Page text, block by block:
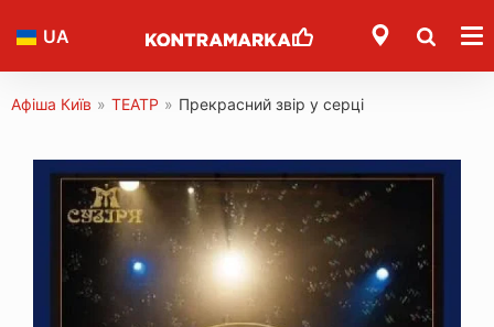
UA
Афіша Київ » ТЕАТР » Прекрасний звір у серці